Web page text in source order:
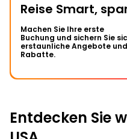
Reise Smart,
Machen Sie Ihre erste
Buchung und sichern Sie
erstaunliche Angebote und
Rabatte.
Entdecken Sie